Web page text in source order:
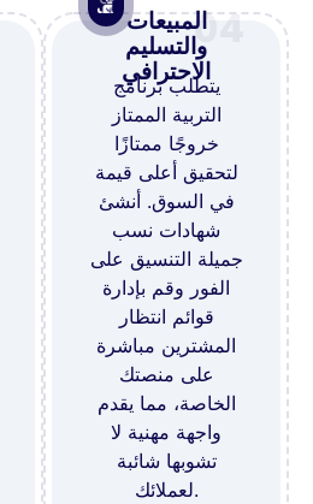
04المبيعات
والتسليم
الاحترافي
يتطلب برنامج
التربية الممتاز
خروجًا ممتازًا
لتحقيق أعلى قيمة
في السوق. أنشئ
شهادات نسب
جميلة التنسيق على
الفور وقم بإدارة
قوائم انتظار
المشترين مباشرة
على منصتك
الخاصة، مما يقدم
واجهة مهنية لا
تشوبها شائبة
لعملائك.